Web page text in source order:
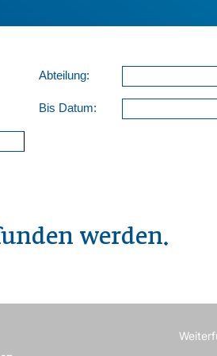
Abteilung:
Bis Datum:
werden.